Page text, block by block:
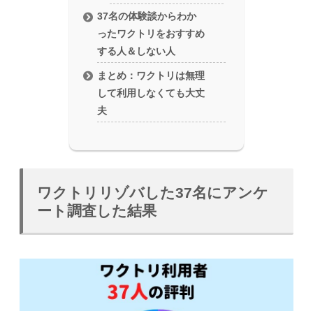
37名の体験談からわか
ったワクトリをおすすめ
する人＆しない人
まとめ：ワクトリは無理
して利用しなくても大丈
夫
ワクトリリゾバした37名にアンケ
ート調査した結果